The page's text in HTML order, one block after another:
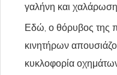
γαλήνη και
Εδώ, ο θόρυβος της
κινητήρων
κυκλοφορία